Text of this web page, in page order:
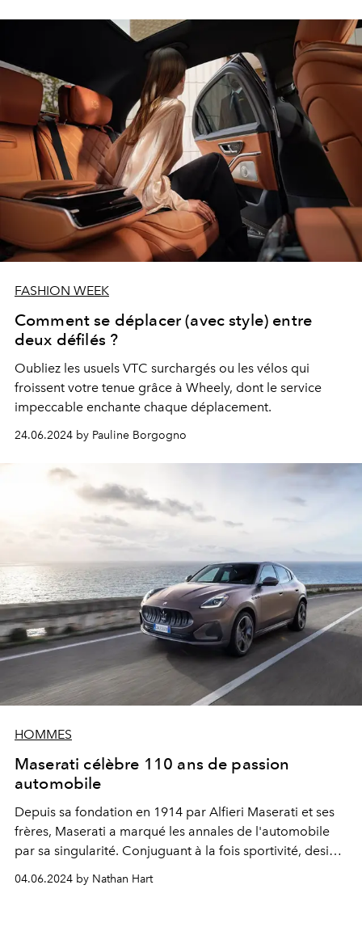
intérieurs dédiés à la durabilité avec une élégance
épurée.
FASHION WEEK
Comment se déplacer (avec style) entre
deux défilés ?
Oubliez les usuels VTC surchargés ou les vélos qui
froissent votre tenue grâce à Wheely, dont le service
impeccable enchante chaque déplacement.
24.06.2024 by Pauline Borgogno
HOMMES
Maserati célèbre 110 ans de passion
automobile
Depuis sa fondation en 1914 par Alfieri Maserati et ses
frères, Maserati a marqué les annales de l'automobile
par sa singularité. Conjuguant à la fois sportivité, design
et élégance, Maserati a suscité chez les collectionneurs
une passion pour des modèles ultra performants fidèles
04.06.2024 by Nathan Hart